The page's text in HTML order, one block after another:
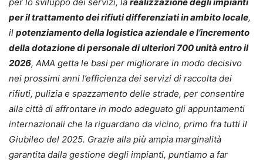
per il trattamento dei rifiuti differenziati in ambito locale,
il potenziamento della logistica aziendale e l’incremento
della dotazione di personale di ulteriori 700 unità entro il
2026, AMA getta le basi per migliorare in modo decisivo
nei prossimi anni l’efficienza dei servizi di raccolta dei
rifiuti, pulizia e spazzamento delle strade, per consentire
alla città di affrontare in modo adeguato gli appuntamenti
internazionali che la riguardano da vicino, primo fra tutti il
Giubileo del 2025. Grazie alla più ampia marginalità
garantita dalla gestione degli impianti, puntiamo a far